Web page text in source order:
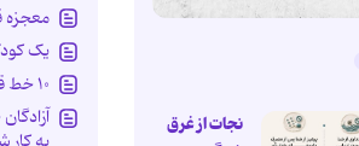
نجات از غرق
معجزه
یک
۱۰ خط قرمز در دعوای همسران